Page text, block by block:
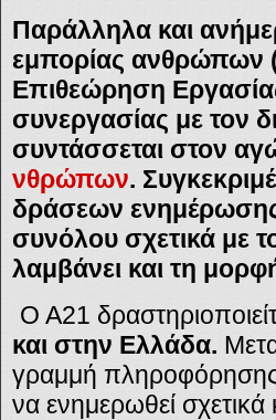
Παράλληλα και
εμπορίας ανθρώπων
Επιθεώρηση
συνεργασίας με τον
συντάσσεται στον
νθρώπων.
δράσεων ενημέρωσης
συνόλου σχετικά με
λαμβάνει και τη
Ο Α21
και στην Ελλάδα.
γραμμή
να ενημερωθεί σχετικά